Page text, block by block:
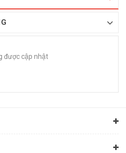
được cập nhật